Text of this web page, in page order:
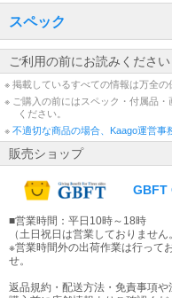
スペック
ご利用の前にお読みください
※ 掲載しているすべての情報は万全の
※ ご購入の前にはスペック・付属品
ください。
※ 不適切な商品の場合、Kaago運営事
販売ショップ
GBFT
■営業時間：平日10時～18時
（土日祝日は営業しておりません
※営業時間外の出荷作業は行って
せ。
返品規約・配送方法・免責事項や